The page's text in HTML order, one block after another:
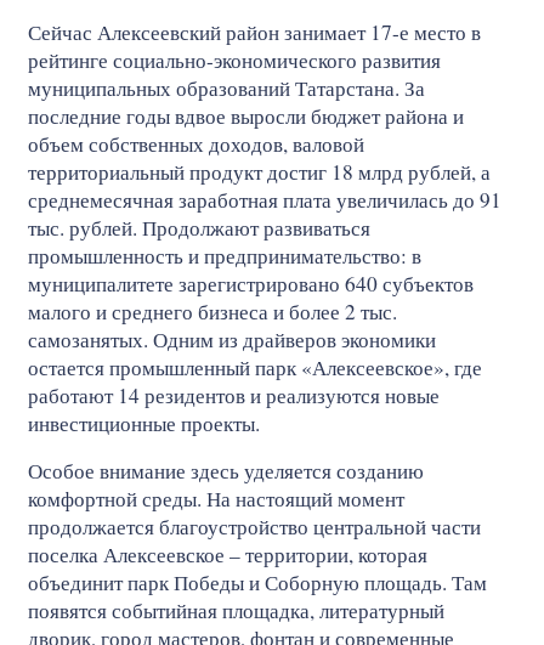
Сейчас Алексеевский район занимает 17-е место в
рейтинге социально-экономического развития
муниципальных образований Татарстана. За
последние годы вдвое выросли бюджет района и
объем собственных доходов, валовой
территориальный продукт достиг 18 млрд рублей, а
среднемесячная заработная плата увеличилась до 91
тыс. рублей. Продолжают развиваться
промышленность и предпринимательство: в
муниципалитете зарегистрировано 640 субъектов
малого и среднего бизнеса и более 2 тыс.
самозанятых. Одним из драйверов экономики
остается промышленный парк «Алексеевское», где
работают 14 резидентов и реализуются новые
инвестиционные проекты.
Особое внимание здесь уделяется созданию
комфортной среды. На настоящий момент
продолжается благоустройство центральной части
поселка Алексеевское – территории, которая
объединит парк Победы и Соборную площадь. Там
появятся событийная площадка, литературный
дворик, город мастеров, фонтан и современные